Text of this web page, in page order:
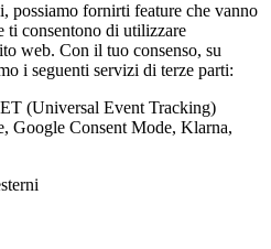
possiamo fornirti feature che vanno
ti consentono di utilizzare
web. Con il tuo consenso, su
i seguenti servizi di terze parti:
(Universal Event Tracking)
Google Consent Mode, Klarna,